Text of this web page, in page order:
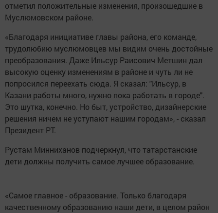
отметил положительные изменения, произошедшие в
Муслюмовском районе.
«Благодаря инициативе главы района, его команде,
трудолюбию муслюмовцев мы видим очень достойные
преобразования. Даже Ильсур Раисович Метшин дал
высокую оценку изменениям в районе и чуть ли не
попросился переехать сюда. Я сказал: "Ильсур, в
Казани работы много, нужно пока работать в городе".
Это шутка, конечно. Но быт, устройство, дизайнерские
решения ничем не уступают нашим городам», - сказал
Президент РТ.
Рустам Минниханов подчеркнул, что татарстанские
дети должны получить самое лучшее образование.
«Самое главное - образование. Только благодаря
качественному образованию наши дети, в целом район